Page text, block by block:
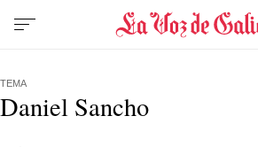
TEMA
Daniel Sancho